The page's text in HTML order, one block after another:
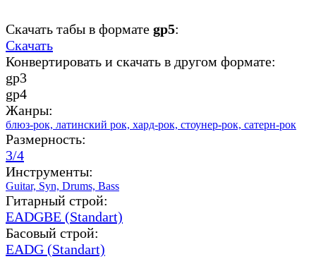
Скачать табы в формате gp5:
Скачать
Конвертировать и скачать в другом формате:
gp3
gp4
Жанры:
блюз-рок, латинский рок, хард-рок, стоунер-рок, сатерн-рок
Размерность:
3/4
Инструменты:
Guitar, Syn, Drums, Bass
Гитарный строй:
EADGBE (Standart)
Басовый строй:
EADG (Standart)